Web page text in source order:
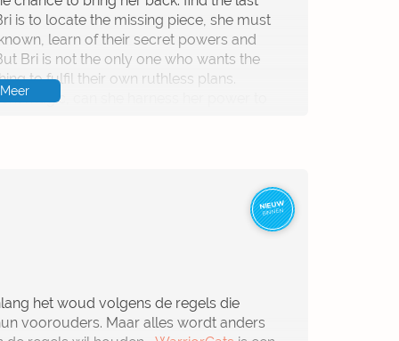
King de typische bouwstenen
Deze wereld slokt je op en laat je
van de ringenGame of Thrones.’
is to locate the missing piece, she must
learn of their secret powers and
Bri is not the only one who wants the
to fulfil their own ruthless plans.
magic, can she harness her power to
Meer
NIEUW
BINNEN
het woud volgens de regels die
voorouders. Maar alles wordt anders